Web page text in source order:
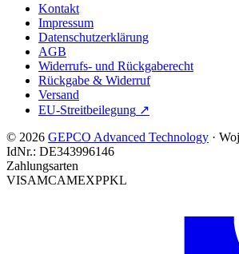
Kontakt
Impressum
Datenschutzerklärung
AGB
Widerrufs- und Rückgaberecht
Rückgabe & Widerruf
Versand
EU-Streitbeilegung ↗
© 2026 GEPCO Advanced Technology ·
IdNr.: DE343996146
Zahlungsarten
VISAMCAMEXPPKL